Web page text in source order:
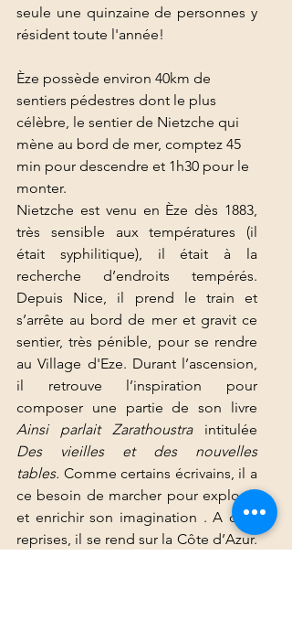
seule une quinzaine de personnes y
résident toute l'année!
Èze possède environ 40km de
sentiers pédestres dont le plus
célèbre, le sentier de Nietzche qui
mène au bord de mer, comptez 45
min pour descendre et 1h30 pour le
monter.
Nietzche est venu en Èze dès 1883,
très sensible aux températures (il
était syphilitique), il était à la
recherche d’endroits tempérés.
Depuis Nice, il prend le train et
s’arrête au bord de mer et gravit ce
sentier, très pénible, pour se rendre
au Village d'Eze. Durant l’ascension,
il retrouve l’inspiration pour
Ainsi parlait Zarathoustra
Des vieilles et des nouvelles
tables. Comme certains écrivains, il a
ce besoin de marcher pour explorer
et enrichir son imagination . A cinq
reprises, il se rend sur la Côte d’Azur.